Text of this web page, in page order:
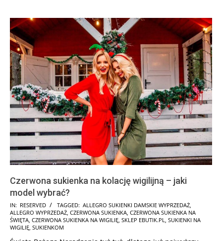
Czerwona sukienka na kolację wigilijną – jaki
model wybrać?
2025-
10-
03
IN: RESERVED TAGGED: ALLEGRO SUKIENKI DAMSKIE WYPRZEDAŻ
ALLEGRO WYPRZEDAŻ CZERWONA SUKIENKA CZERWONA SUKIENKA NA
ŚWIĘTA CZERWONA SUKIENKA NA WIGILIĘ SKLEP EBUTIK.PL
SUKIENKI NA
WIGILIĘ SUKIENKOM